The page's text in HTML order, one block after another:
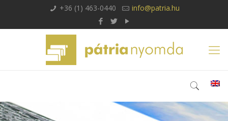
+36 (1) 463-0440 info@patria.hu